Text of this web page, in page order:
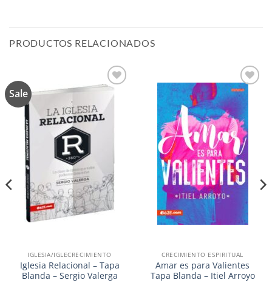
PRODUCTOS RELACIONADOS
Sale
a la
deseos
IGLESIA/IGLECRECIMIENTO
Iglesia Relacional – Tapa
Blanda – Sergio Valerga
Añadir
deseos
CRECIMIENTO ESPIRITUAL
Amar es para Valientes
Tapa Blanda – Itiel Arroyo